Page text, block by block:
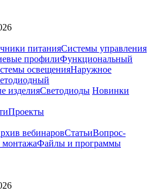
питанияСистемы управления
профилиФункциональный
освещенияНаружное
изделияСветодиоды Новинки
Проекты
вебинаровСтатьиВопрос-
Файлы и программы